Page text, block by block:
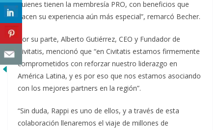
quienes tienen la membresía PRO, con beneficios que
hacen su experiencia aún más especial”, remarcó Becher.
Por su parte, Alberto Gutiérrez, CEO y Fundador de
Civitatis, mencionó que “en Civitatis estamos firmemente
comprometidos con reforzar nuestro liderazgo en
América Latina, y es por eso que nos estamos asociando
con los mejores partners en la región”.
“Sin duda, Rappi es uno de ellos, y a través de esta
colaboración llenaremos el viaje de millones de